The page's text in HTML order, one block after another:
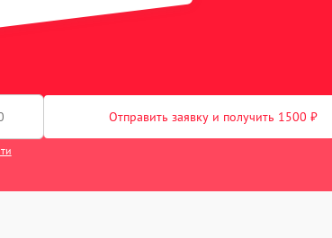
Отправить заявку и получить 1500 ₽